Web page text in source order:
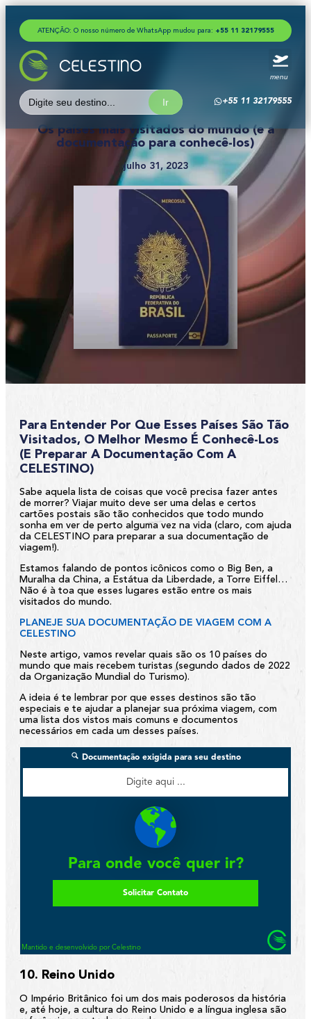
ATENÇÃO: O nosso número de WhatsApp mudou para: + 55 1 1 321 79555
menu
Search
for:
+55 11 32179555
Os países mais visitados do mundo (e a
documentação para conhecê-los)
julho 31, 2023
Para Entender Por Que Esses Países São Tão
Visitados, O Melhor Mesmo É Conhecê-Los
(e Preparar A Documentação Com A
CELESTINO)
Sabe aquela lista de coisas que você precisa fazer antes
de morrer? Viajar muito deve ser uma delas e certos
cartões postais são tão conhecidos que todo mundo
sonha em ver de perto alguma vez na vida (claro, com ajuda
da CELESTINO para preparar a sua documentação de
viagem!).
Estamos falando de pontos icônicos como o Big Ben, a
Muralha da China, a Estátua da Liberdade, a Torre Eiffel…
Não é à toa que esses lugares estão entre os mais
visitados do mundo.
PLANEJE SUA DOCUMENTAÇÃO DE VIAGEM COM A
CELESTINO
Neste artigo, vamos revelar quais são os 10 países do
mundo que mais recebem turistas (segundo dados de 2022
da Organização Mundial do Turismo).
A ideia é te lembrar por que esses destinos são tão
especiais e te ajudar a planejar sua próxima viagem, com
uma lista dos vistos mais comuns e documentos
necessários em cada um desses países.
10. Reino Unido
O Império Britânico foi um dos mais poderosos da história
e, até hoje, a cultura do Reino Unido e a língua inglesa são